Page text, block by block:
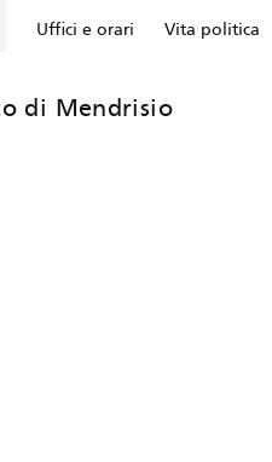
Uffici e orari Vita politica
di Mendrisio